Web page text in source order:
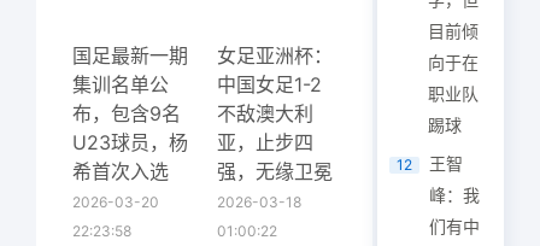
国足最新一期
集训名单公
布，包含9名
U23球员，杨
希首次入选
2026-03-20
22:23:58
女足亚洲杯：
中国女足1-2
不敌澳大利
亚，止步四
强，无缘卫冕
2026-03-18
01:00:22
目前倾
向于在
职业队
踢球
12
王智
峰：我
们有中